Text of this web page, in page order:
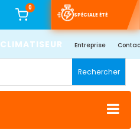
0
SPÉCIALE ÉTÉ
CLIMATISEUR Entreprise
Rechercher